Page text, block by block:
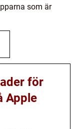
som är
för
Apple